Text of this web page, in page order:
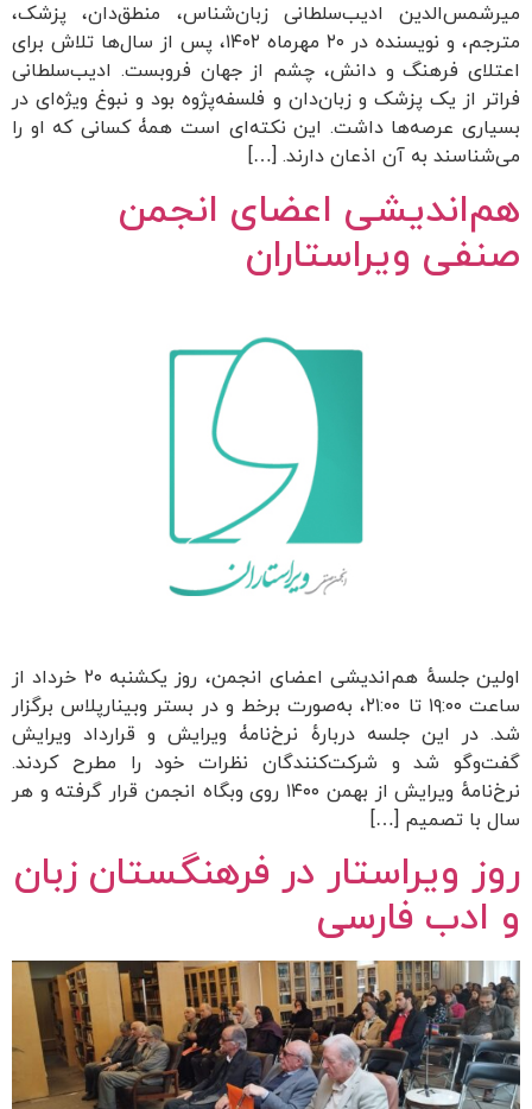
میرشمس‌الدین ادیب‌سلطانی زبان‌شناس، منطق‌دان، پزشک،
مترجم، و نویسنده در ۲۰ مهرماه ۱۴۰۲، پس از سال‌ها تلاش برای
اعتلای فرهنگ و دانش، چشم از جهان فروبست. ادیب‌سلطانی
فراتر از یک پزشک و زبان‌دان و فلسفه‌پژوه بود و نبوغ ویژه‌ای در
بسیاری عرصه‌ها داشت. این نکته‎‌ای است همۀ کسانی که او را
می‌شناسند به آن اذعان دارند. […]
هم‌اندیشی اعضای انجمن
صنفی ویراستاران
اولین جلسهٔ هم‌اندیشی اعضای انجمن، روز یکشنبه ۲۰ خرداد از
ساعت ۱۹:۰۰ تا ۲۱:۰۰، به‌صورت برخط و در بستر وبینارپلاس برگزار
شد. در این جلسه دربارهٔ نرخ‌نامۀ ویرایش و قرارداد ویرایش
گفت‌وگو شد و شرکت‌کنندگان نظرات خود را مطرح کردند.
نرخ‌نامهٔ ویرایش از بهمن ۱۴۰۰ روی وبگاه انجمن قرار گرفته و هر
سال با تصمیم […]
روز ویراستار در فرهنگستان زبان
و ادب فارسی